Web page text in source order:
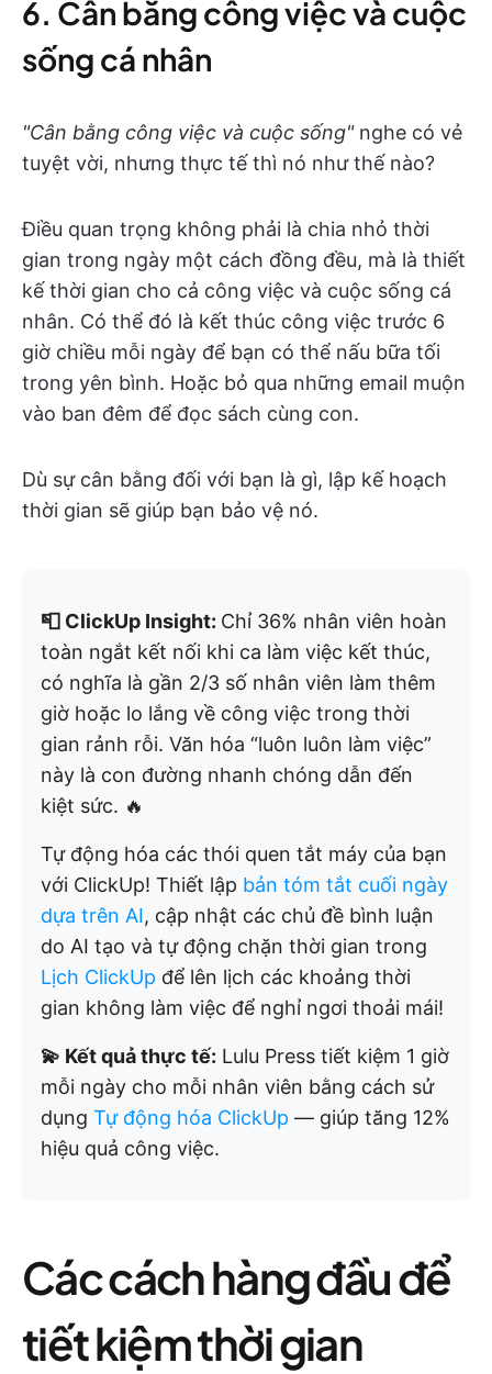
6. Cân bằng công việc và cuộc
sống cá nhân
"Cân bằng công việc và cuộc sống"nghe có vẻ
tuyệt vời, nhưng thực tế thì nó như thế nào?
Điều quan trọng không phải là chia nhỏ thời
gian trong ngày một cách đồng đều, mà là thiết
kế thời gian cho cả công việc và cuộc sống cá
nhân. Có thể đó là kết thúc công việc trước 6
giờ chiều mỗi ngày để bạn có thể nấu bữa tối
trong yên bình. Hoặc bỏ qua những email muộn
vào ban đêm để đọc sách cùng con.
Dù sự cân bằng đối với bạn là gì, lập kế hoạch
thời gian sẽ giúp bạn bảo vệ nó.
📮 ClickUp Insight: Chỉ 36% nhân viên hoàn
toàn ngắt kết nối khi ca làm việc kết thúc,
có nghĩa là gần 2/3 số nhân viên làm thêm
giờ hoặc lo lắng về công việc trong thời
gian rảnh rỗi. Văn hóa “luôn luôn làm việc”
này là con đường nhanh chóng dẫn đến
kiệt sức. 🔥
Tự động hóa các thói quen tắt máy của bạn
với ClickUp! Thiết lập bản tóm tắt cuối ngày
dựa trên AI, cập nhật các chủ đề bình luận
do AI tạo và tự động chặn thời gian trong
Lịch ClickUp để lên lịch các khoảng thời
gian không làm việc để nghỉ ngơi thoải mái!
💫 Kết quả thực tế: Lulu Press tiết kiệm 1 giờ
mỗi ngày cho mỗi nhân viên bằng cách sử
dụng Tự động hóa ClickUp — giúp tăng 12%
hiệu quả công việc.
Các cách hàng đầu để
tiết kiệm thời gian